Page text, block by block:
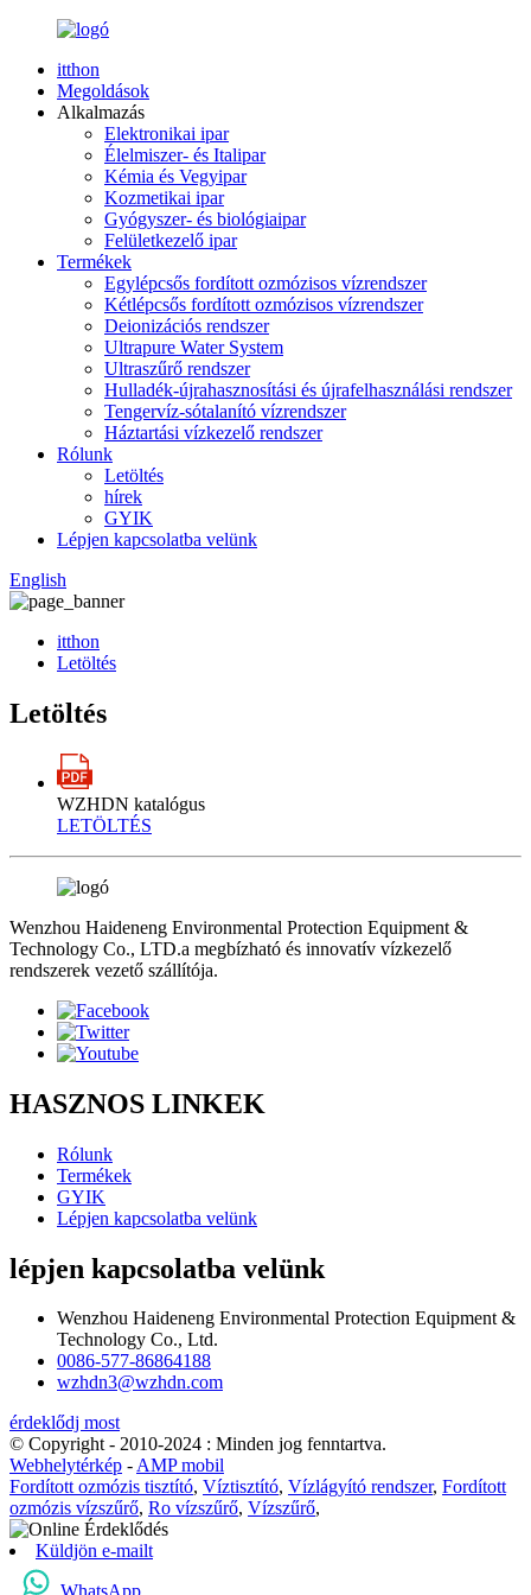
itthon
Megoldások
Alkalmazás
Elektronikai ipar
Élelmiszer- és Italipar
Kémia és Vegyipar
Kozmetikai ipar
Gyógyszer- és biológiaipar
Felületkezelő ipar
Termékek
Egylépcsős fordított ozmózisos vízrendszer
Kétlépcsős fordított ozmózisos vízrendszer
Deionizációs rendszer
Ultrapure Water System
Ultraszűrő rendszer
Hulladék-újrahasznosítási és újrafelhasználási rendszer
Tengervíz-sótalanító vízrendszer
Háztartási vízkezelő rendszer
Rólunk
Letöltés
hírek
GYIK
Lépjen kapcsolatba velünk
English
itthon
Letöltés
Letöltés
WZHDN katalógus
LETÖLTÉS
Wenzhou Haideneng Environmental Protection Equipment &
Technology Co., LTD.a megbízható és innovatív vízkezelő
rendszerek vezető szállítója.
HASZNOS LINKEK
Rólunk
Termékek
GYIK
Lépjen kapcsolatba velünk
lépjen kapcsolatba velünk
Wenzhou Haideneng Environmental Protection Equipment &
Technology Co., Ltd.
0086-577-86864188
wzhdn3@wzhdn.com
érdeklődj most
© Copyright - 2010-2024 : Minden jog fenntartva.
Webhelytérkép -AMP mobil
Fordított ozmózis tisztító, Víztisztító, Vízlágyító rendszer, Fordított
ozmózis vízszűrő, Ro vízszűrő, Vízszűrő,
Küldjön e-mailt